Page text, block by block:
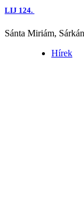
LIJ 124.
Sánta Miriám,
Hírek